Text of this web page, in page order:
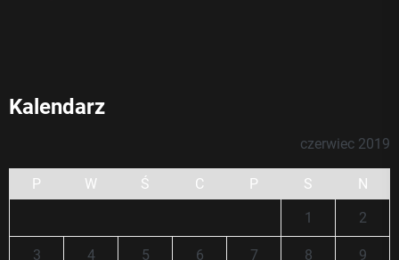
Kalendarz
czerwiec 2019
P W Ś C P S
N
1
2
3 4 5 6 7 8 9